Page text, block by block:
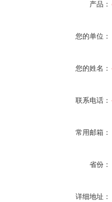
产品：
您的单位：
您的姓名：
联系电话：
常用邮箱：
省份：
详细地址：